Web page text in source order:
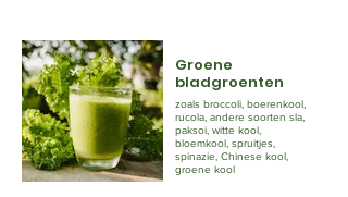
Groene
bladgroenten
zoals broccoli, boerenkool,
rucola, andere soorten sla,
paksoi, witte kool,
bloemkool, spruitjes,
spinazie, Chinese kool,
groene kool